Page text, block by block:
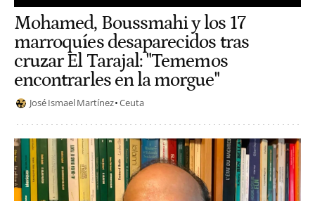
Mohamed, Boussmahi y los 17
marroquíes desaparecidos tras
cruzar El Tarajal: "Tememos
encontrarles en la morgue"
José Ismael Martínez Ceuta